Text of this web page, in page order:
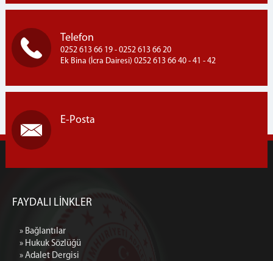
Telefon
0252 613 66 19 - 0252 613 66 20
Ek Bina (İcra Dairesi) 0252 613 66 40 - 41 - 42
E-Posta
FAYDALI LİNKLER
» Bağlantılar
» Hukuk Sözlüğü
» Adalet Dergisi